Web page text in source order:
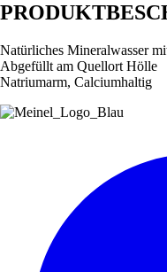
Natürliches Mineralwasser
Abgefüllt am Quellort Hölle
Natriumarm, Calciumhaltig